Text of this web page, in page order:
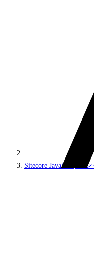
Sitecore JavaScriptレ